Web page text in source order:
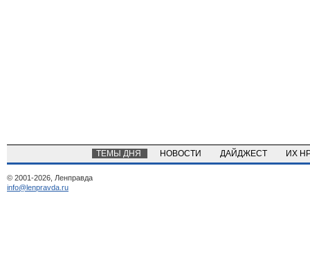
ТЕМЫ ДНЯ НОВОСТИ ДАЙДЖЕСТ ИХ
© 2001-2026, Ленправда
info@lenpravda.ru